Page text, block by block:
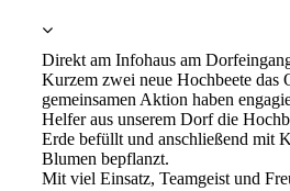
Direkt am Infohaus am
Kurzem zwei neue Hochbeete das
gemeinsamen Aktion haben
Helfer aus unserem Dorf die
Erde befüllt und anschließend mit
Blumen bepflanzt.
Mit viel Einsatz, Teamgeist und